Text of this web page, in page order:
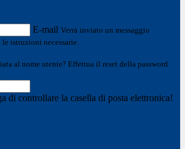
E-mail Verrà inviato un messaggio
istruzioni necessarie.
al nome utente? Effettua il reset della password
di controllare la casella di posta elettronica!